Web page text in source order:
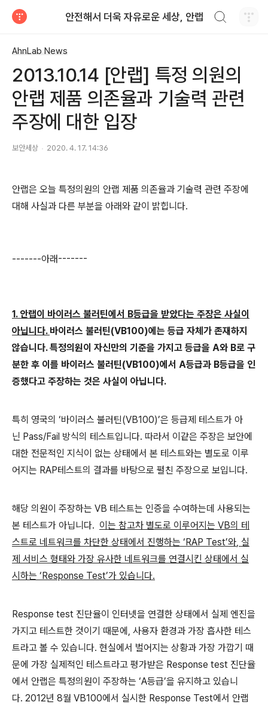
안전해서 더욱 자유로운 세상, 안랩
AhnLab News
2013.10.14 [안랩] 특정 의원의
안랩 제품 의존율과 기술력 관련
주장에 대한 입장
보안세상 2020. 4. 17. 14:36
안랩은 오늘 특정의원의 안랩 제품 의존율과 기술력 관련 주장에
대해 사실과 다른 부분을 아래와 같이 밝힙니다.
-------아래-------
1. 안랩이 바이러스 불러틴에서 B등급을 받았다는 주장은 사실이
아닙니다. 바이러스 불러틴(VB100)에는 등급 자체가 존재하지
않습니다. 특정의원이 자신만의 기준을 가지고 등급을 A와 B로 구
분한 후 이를 바이러스 불러틴(VB100)에서 A등급과 B등급을 인
증했다고 주장하는 것은 사실이 아닙니다.
특히 영국의 ‘바이러스 불러틴(VB100)’은 등급제 테스트가 아
닌 Pass/Fail 방식의 테스트입니다. 따라서 이같은 주장은 보안에
대한 전문적인 지식이 없는 상태에서 본 테스트와는 별도로 이루
어지는 RAP테스트의 결과를 바탕으로 펼친 주장으로 보입니다.
해당 의원이 주장하는 VB 테스트는 인증을 수여하는데 사용되는
본 테스트가 아닙니다. 이는 참고차 별도로 이루어지는 VB의 테
스트로 네트워크를 차단한 상태에서 진행하는 ‘RAP Test’와, 실
제 서비스 형태와 가장 유사한 네트워크를 연결시킨 상태에서 실
시하는 ‘Response Test’가 있습니다.
Response test 진단율이 인터넷을 연결한 상태에서 실제 엔진을
가지고 테스트한 것이기 때문에 , 사용자 환경과 가장 흡사한 테스
트라고 볼 수 있습니다. 현실에서 벌어지는 상황과 가장 가깝기 때
문에 가장 실제적인 테스트라고 평가받은 Response test 진단율
에서 안랩은 특정의원이 주장하는 ‘A등급’을 유지하고 있습니
다. 2012년 8월 VB100에서 실시한 Response Test에서 안랩